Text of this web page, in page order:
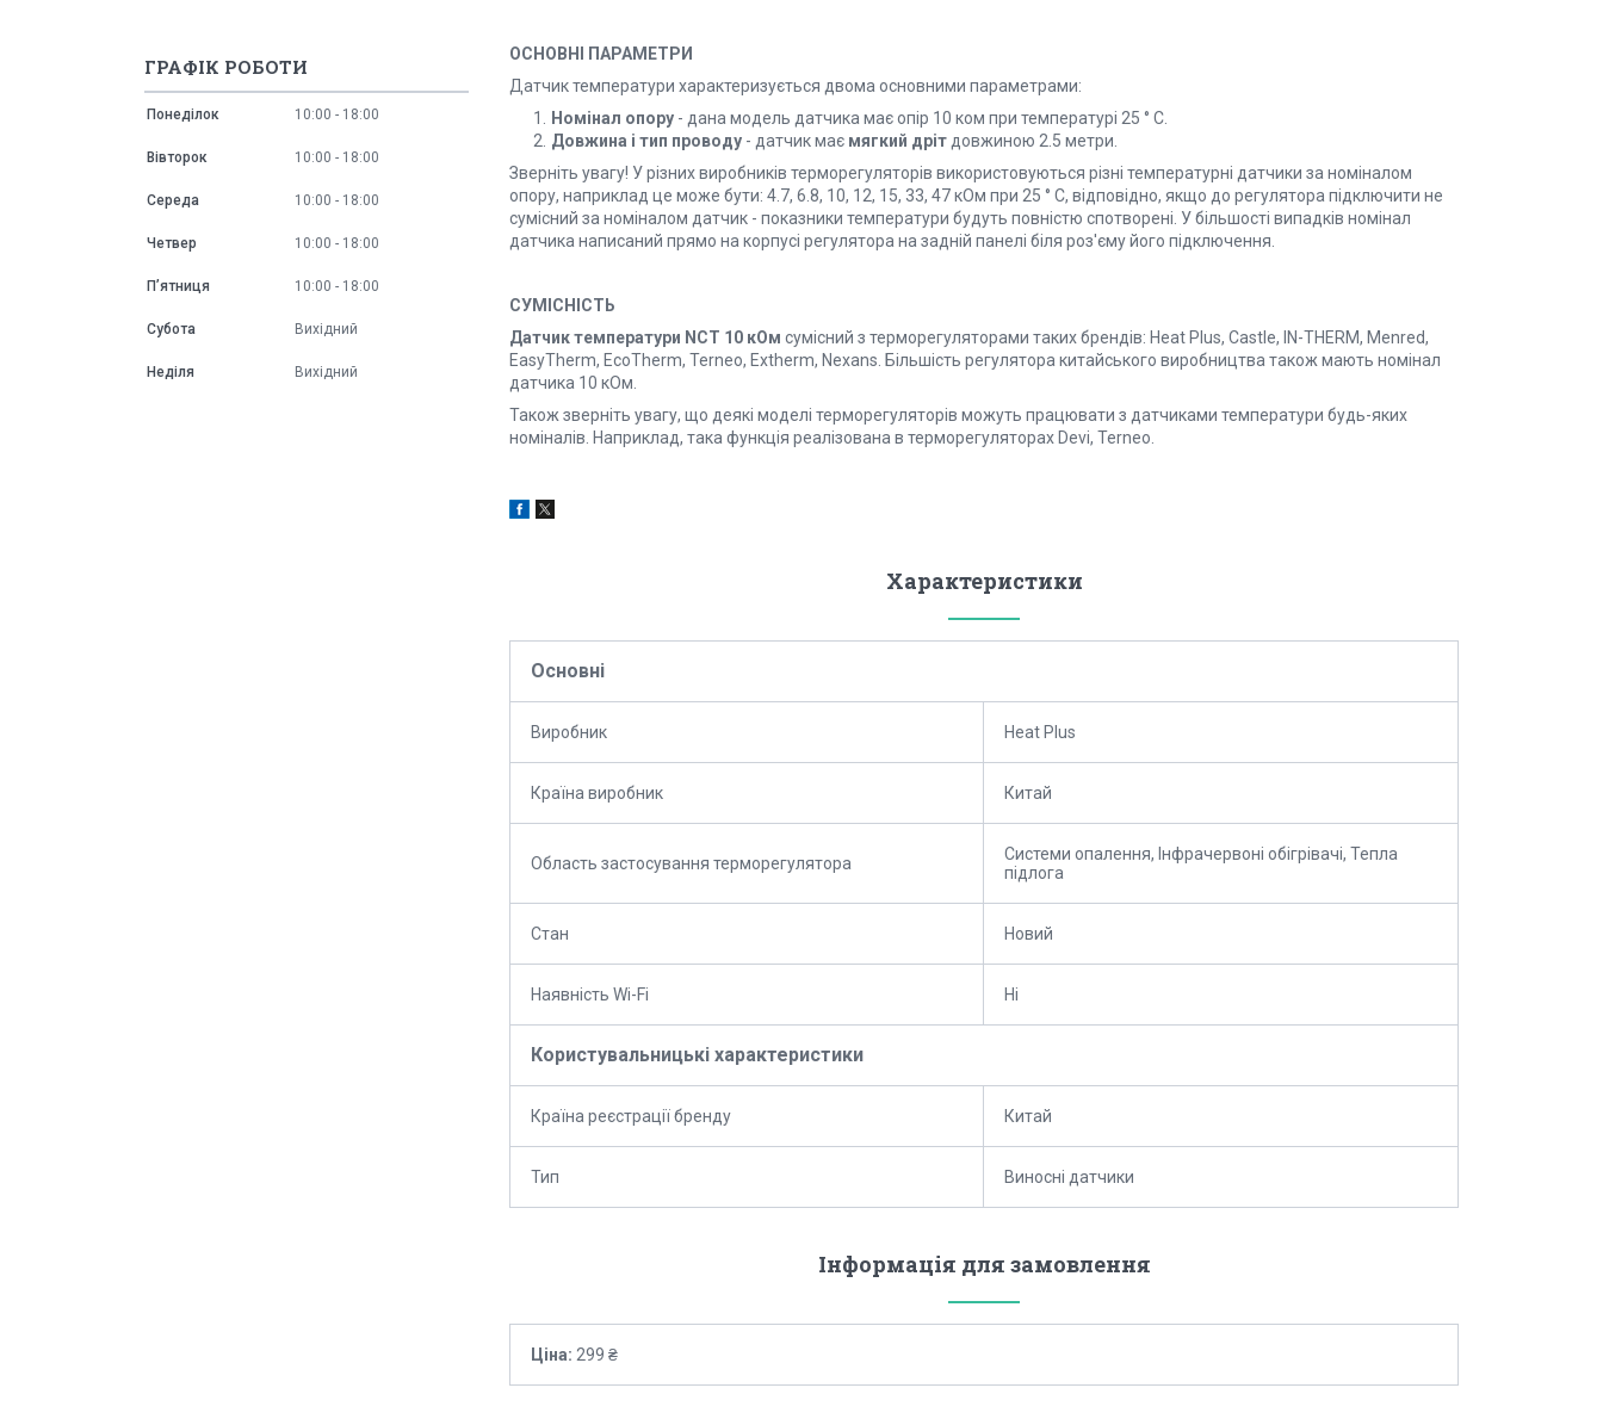
ОСНОВНІ ПАРАМЕТРИ
Датчик температури характеризується двома основними параметрами:
Номінал опору - дана модель датчика має опір 10 ком при температурі 25 ° С.
Довжина і тип проводу - датчик має мягкий дріт довжиною 2.5 метри.
Зверніть увагу! У різних виробників терморегуляторів використовуються різні температурні датчики за номіналом
опору, наприклад це може бути: 4.7, 6.8, 10, 12, 15, 33, 47 кОм при 25 ° C, відповідно, якщо до регулятора підключити не
сумісний за номіналом датчик - показники температури будуть повністю спотворені. У більшості випадків номінал
датчика написаний прямо на корпусі регулятора на задній панелі біля роз'єму його підключення.
СУМІСНІСТЬ
Датчик температури NCT 10 кОм сумісний з терморегуляторами таких брендів: Heat Plus, Castle, IN-THERM, Menred,
EasyTherm, EcoTherm, Terneo, Extherm, Nexans. Більшість регулятора китайського виробництва також мають номінал
датчика 10 кОм.
Також зверніть увагу, що деякі моделі терморегуляторів можуть працювати з датчиками температури будь-яких
номіналів. Наприклад, така функція реалізована в терморегуляторах Devi, Terneo.
Характеристики
Основні
Виробник Heat Plus
Країна виробник Китай
Область застосування терморегулятора
Системи опалення, Інфрачервоні обігрівачі, Тепла
підлога
Стан Новий
Наявність Wi-Fi Ні
Користувальницькі характеристики
Країна реєстрації бренду Китай
Тип Виносні датчики
Інформація для замовлення
Ціна: 299 ₴
ГРАФІК РОБОТИ
Понеділок 10:00 18:00
Вівторок 10:00 18:00
Середа 10:00 18:00
Четвер 10:00 18:00
Пʼятниця 10:00 18:00
Субота Вихідний
Неділя Вихідний